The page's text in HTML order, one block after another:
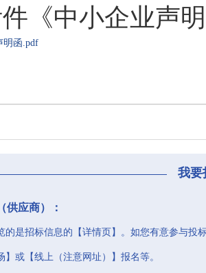
《中小企业声
明函.pdf
我要
供应商）：
的是招标信息的【详情页】。如您有意参与投
】或【线上（注意网址）】报名等。